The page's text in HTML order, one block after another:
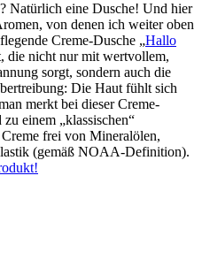
Natürlich eine Dusche! Und hier
von denen ich weiter oben
Creme-Dusche „Hallo
die nicht nur mit wertvollem,
sorgt, sondern auch die
Die Haut fühlt sich
merkt bei dieser Creme-
einem „klassischen“
frei von Mineralölen,
(gemäß NOAA-Definition).